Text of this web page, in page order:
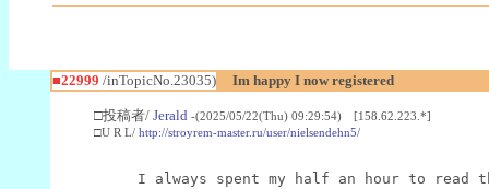
■22999 /inTopicNo.23035) Im happy I now registered
□投稿者/ Jerald -(2025/05/22(Thu) 09:29:54) [158.62.223.*]
□U R L/ http://stroyrem-master.ru/user/nielsendehn5/
I always spent my half an hour to